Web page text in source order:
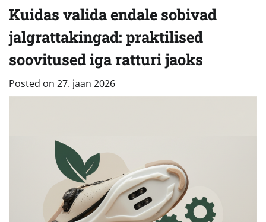
Kuidas valida endale sobivad
jalgrattakingad: praktilised
soovitused iga ratturi jaoks
Posted on 27. jaan 2026